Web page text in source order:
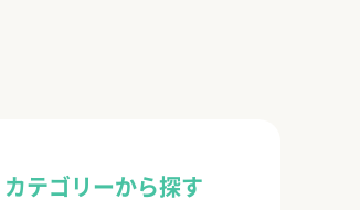
カテゴリーから探す